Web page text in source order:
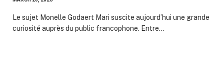
Le sujet Monelle Godaert Mari suscite aujourd’hui une grande
curiosité auprès du public francophone. Entre…